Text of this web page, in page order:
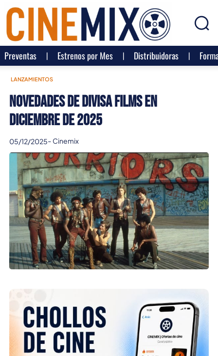
Preventas Estrenos por Mes Distribuidoras
LANZAMIENTOS
Novedades de Divisa Films en
Diciembre de 2025
05/12/2025- Cinemix